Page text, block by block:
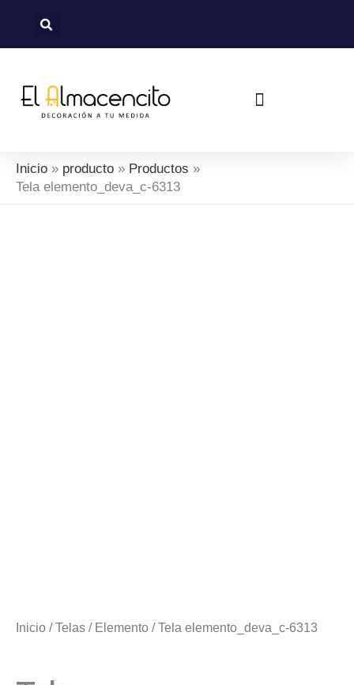
Inicio producto
Productos
Tela elemento_deva_c-6313
Inicio /Telas / Elemento / Tela elemento_deva_c-6313